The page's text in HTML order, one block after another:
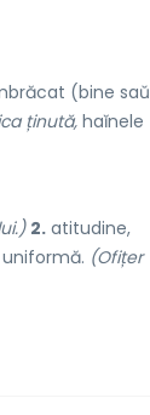
(bine saŭ
ținută, haĭnele
2. atitudine,
uniformă. (Ofițer